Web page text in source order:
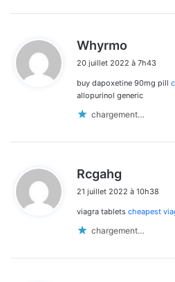
Whyrmo
t
:
20 juillet 2022 à 7h43
buy dapoxetine 90mg pill
allopurinol generic
chargement…
Rcgahg
t
21 juillet 2022 à 10h38
viagra tablets cheapest
chargement…